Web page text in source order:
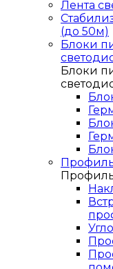
Лента
(до 50м)
Блоки
Блоки